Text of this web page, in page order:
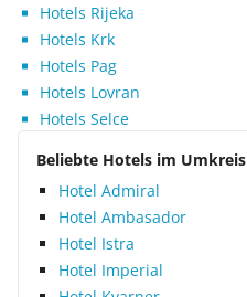
Hotels Rijeka
Hotels Krk
Hotels Pag
Hotels Lovran
Hotels Selce
Beliebte Hotels im Umkreis
Hotel Admiral
Hotel Ambasador
Hotel Istra
Hotel Imperial